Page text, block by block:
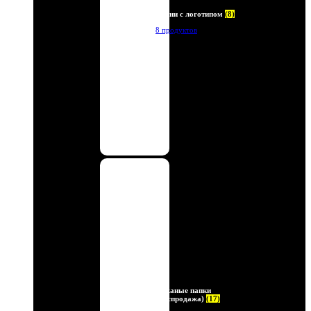
Ремни с логотипом (8)
8 продуктов
Кожаные папки
(Распродажа) (17)